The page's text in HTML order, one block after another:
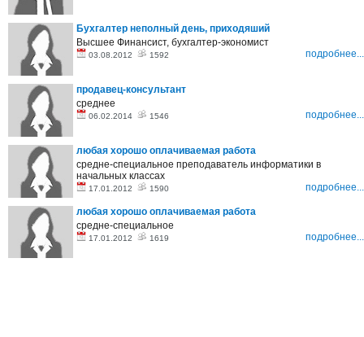
Бухгалтер неполный день, приходяший
Высшее Финансист, бухгалтер-экономист
03.08.2012 1592 подробнее...
продавец-консультант
среднее
06.02.2014 1546 подробнее...
любая хорошо оплачиваемая работа
средне-специальное преподаватель информатики в
начальных классах
17.01.2012 1590 подробнее...
любая хорошо оплачиваемая работа
средне-специальное
17.01.2012 1619 подробнее...